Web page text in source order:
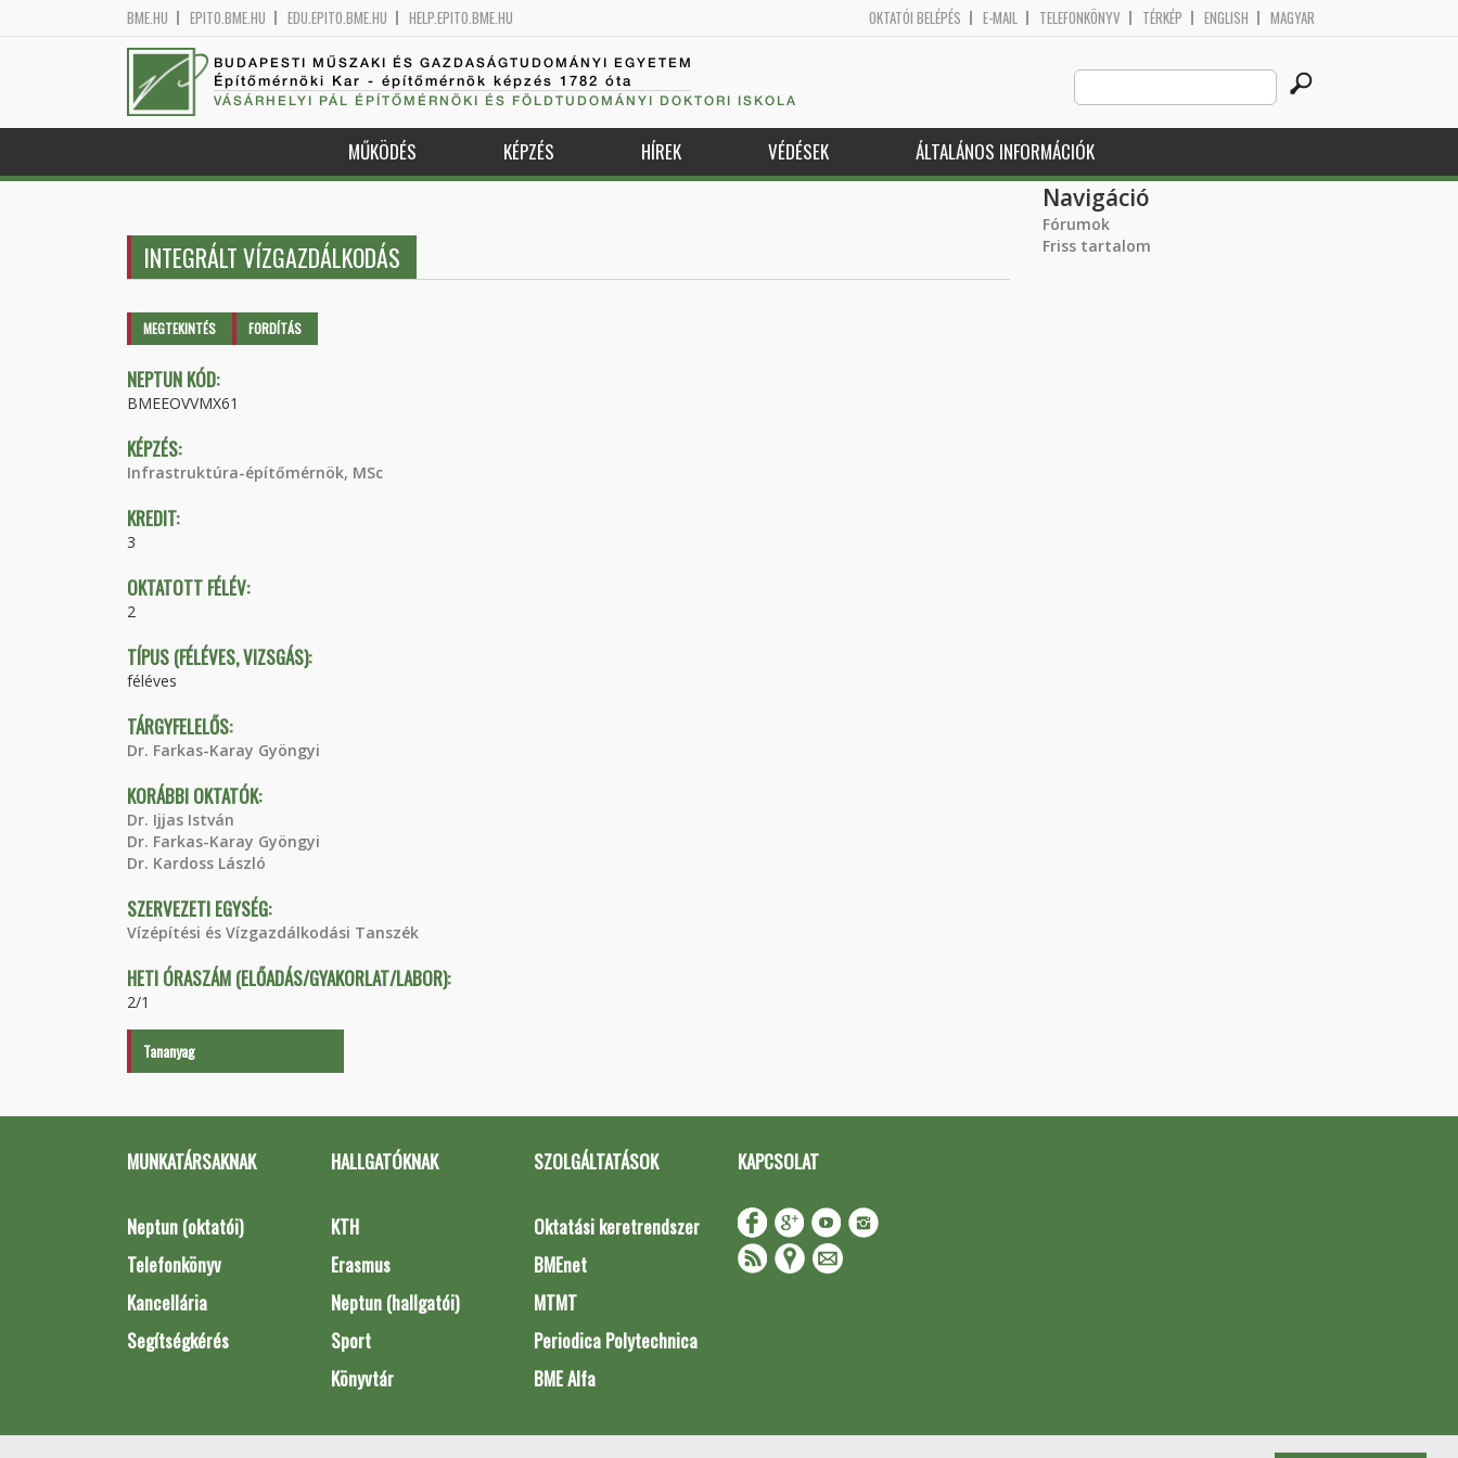
BME.HU EPITO.BME.HU EDU.EPITO.BME.HU HELP.EPITO.BME.HU OKTATÓI BELÉPÉS E-MAIL TELEFONKÖNYV TÉRKÉP ENGLISH MAGYAR
BUDAPESTI MŰSZAKI ÉS GAZDASÁGTUDOMÁNYI EGYETEM
Építőmérnöki Kar - építőmérnök képzés 1782 óta
VÁSÁRHELYI PÁL ÉPÍTŐMÉRNÖKI ÉS FÖLDTUDOMÁNYI DOKTORI ISKOLA
Search
this
site
MŰKÖDÉS KÉPZÉS HÍREK VÉDÉSEK ÁLTALÁNOS INFORMÁCIÓK
INTEGRÁLT VÍZGAZDÁLKODÁS
Elsődleges fülek
MEGTEKINTÉS (AKTÍVFORDÍTÁS
NEPTUN KÓD:
BMEEOVVMX61
KÉPZÉS:
Infrastruktúra-építőmérnök, MSc
KREDIT:
3
OKTATOTT FÉLÉV:
2
TÍPUS (FÉLÉVES, VIZSGÁS):
féléves
TÁRGYFELELŐS:
Dr. Farkas-Karay Gyöngyi
KORÁBBI OKTATÓK:
Dr. Ijjas István
Dr. Farkas-Karay Gyöngyi
Dr. Kardoss László
SZERVEZETI EGYSÉG:
Vízépítési és Vízgazdálkodási Tanszék
HETI ÓRASZÁM (ELŐADÁS/GYAKORLAT/LABOR):
2/1
Tananyag
Navigáció
Fórumok
Friss tartalom
MUNKATÁRSAKNAK
Neptun (oktatói)
Telefonkönyv
Kancellária
Segítségkérés
HALLGATÓKNAK
KTH
Erasmus
Neptun (hallgatói)
Sport
Könyvtár
SZOLGÁLTATÁSOK
Oktatási keretrendszer
BMEnet
MTMT
Periodica Polytechnica
BME Alfa
KAPCSOLAT